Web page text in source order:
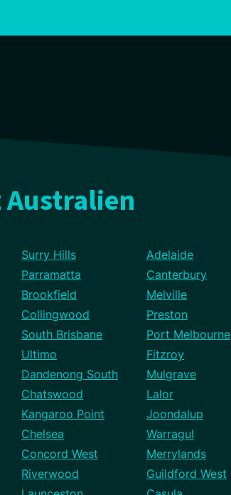
Surry Hills Adelaide
Parramatta Canterbury
Brookfield Melville
Collingwood Preston
South Brisbane Port Melbourne
Ultimo Fitzroy
Dandenong South Mulgrave
Chatswood Lalor
Kangaroo Point Joondalup
Chelsea Warragul
Concord West Merrylands
Riverwood Guildford West